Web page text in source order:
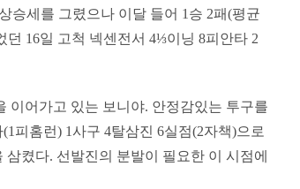
승세를 그렸으나 이달 들어 1승 2패(평균
16일 고척 넥센전서 4⅓이닝 8피안타 2
이어가고 있는 보니야. 안정감있는 투구를
피홈런) 1사구 4탈삼진 6실점(2자책)으로
켰다. 선발진의 분발이 필요한 이 시점에